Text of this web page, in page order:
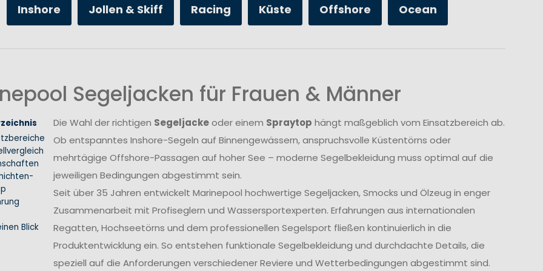
Inshore Jollen & Skiff Racing Küste Offshore Ocean
Segeljacken für Frauen & Männer
Blick
Die Wahl der richtigen Segeljackeoder einem Spraytop hängt maßgeblich vom Einsatzbereich ab.
Ob entspanntes Inshore-Segeln auf Binnengewässern, anspruchsvolle Küstentörns oder
mehrtägige Offshore-Passagen auf hoher See – moderne Segelbekleidung muss optimal auf die
jeweiligen Bedingungen abgestimmt sein.
Seit über 35 Jahren entwickelt Marinepool hochwertige Segeljacken, Smocks und Ölzeug in enger
Zusammenarbeit mit Profiseglern und Wassersportexperten. Erfahrungen aus internationalen
Regatten, Hochseetörns und dem professionellen Segelsport fließen kontinuierlich in die
Produktentwicklung ein. So entstehen funktionale Segelbekleidung und durchdachte Details, die
speziell auf die Anforderungen verschiedener Reviere und Wetterbedingungen abgestimmt sind.